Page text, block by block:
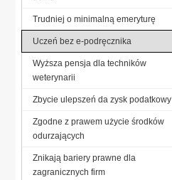
Trudniej o minimalną emeryturę
Uczeń bez e-podręcznika
Wyższa pensja dla techników
weterynarii
Zbycie ulepszeń da zysk podatkowy
Zgodne z prawem użycie środków
odurzających
Znikają bariery prawne dla
zagranicznych firm